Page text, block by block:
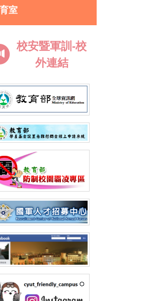
室
校安暨軍訓-校
外連結